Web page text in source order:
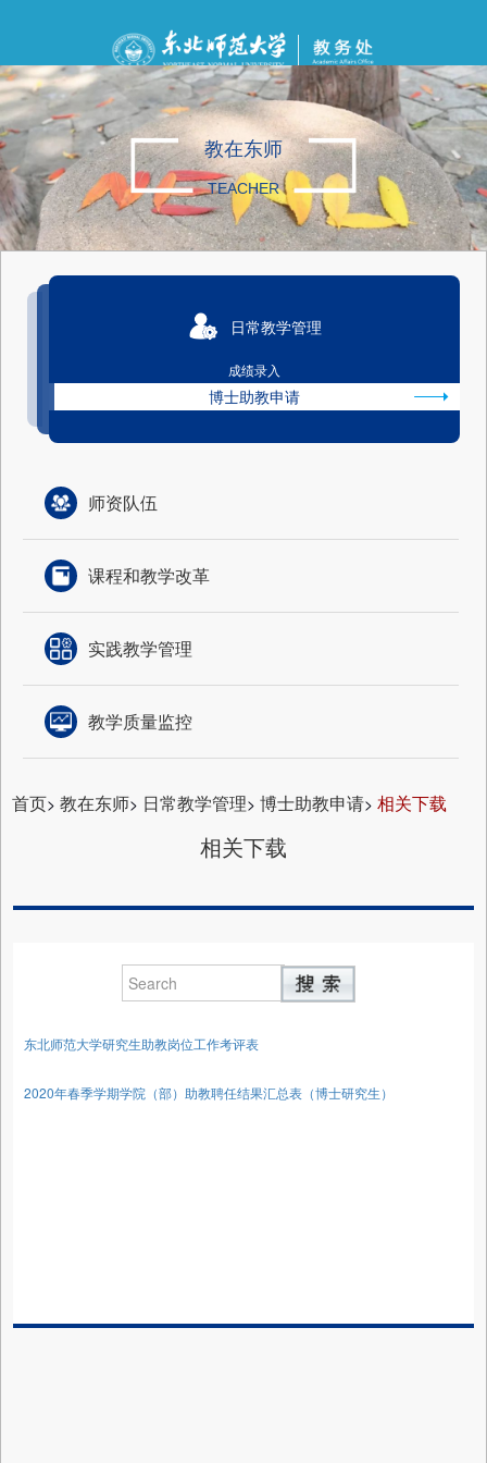
教在东师
TEACHER
日常教学管理
成绩录入
博士助教申请
师资队伍
课程和教学改革
实践教学管理
教学质量监控
相关下载
首页> 教在东师> 日常教学管理> 博士助教申请> 相关下载
东北师范大学研究生助教岗位工作考评表
2020年春季学期学院（部）助教聘任结果汇总表（博士研究生）